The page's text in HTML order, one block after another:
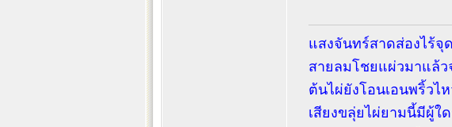
แสงจันทร์สาดส่องไร้จุ
สายลมโชยแผ่วมาแล้ว
ต้นไผ่ยังโอนเอนพริ้วไ
เสียงขลุ่ยไผ่ยามนี้มีผู้ใ